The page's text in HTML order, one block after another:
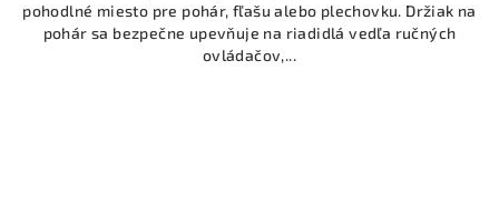
pohodlné miesto pre pohár, fľašu alebo plechovku. Držiak na
pohár sa bezpečne upevňuje na riadidlá vedľa ručných
ovládačov,...